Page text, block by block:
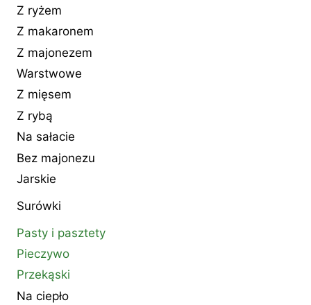
Z ryżem
Z makaronem
Z majonezem
Warstwowe
Z mięsem
Z rybą
Na sałacie
Bez majonezu
Jarskie
Surówki
Pasty i pasztety
Pieczywo
Przekąski
Na ciepło